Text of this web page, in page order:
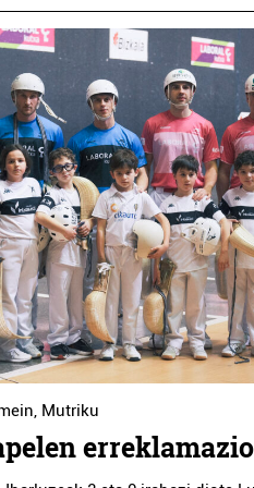
, Mutriku